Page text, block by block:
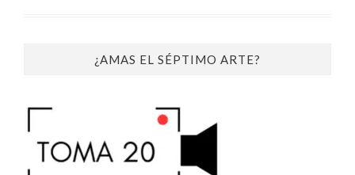
¿AMAS EL SÉPTIMO ARTE?